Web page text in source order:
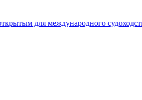
для международного